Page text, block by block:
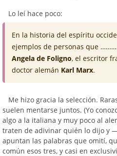
Lo leí hace poco:
En la historia del espíritu
ejemplos de personas que
Angela de Foligno, el escritor
doctor alemán Karl Marx.
Me hizo gracia la selección.
suelen mentarse juntos. (Yo
algo a la italiana y muy poco al
traten de adivinar quién lo dijo y
apuntan las palabras que omití,
común esos tres, y casi en